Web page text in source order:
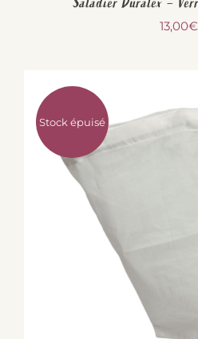
13,00€
Stock épuisé